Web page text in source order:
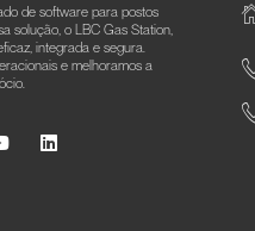
de software para postos
solução, o LBC Gas Station,
integrada e segura.
e melhoramos a